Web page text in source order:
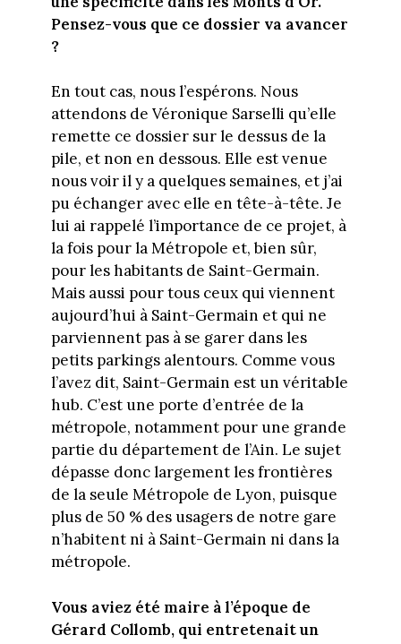
Pensez-vous que ce dossier va avancer
?
En tout cas, nous l’espérons. Nous
attendons de Véronique Sarselli qu’elle
remette ce dossier sur le dessus de la
pile, et non en dessous. Elle est venue
nous voir il y a quelques semaines, et j’ai
pu échanger avec elle en tête-à-tête. Je
lui ai rappelé l’importance de ce projet, à
la fois pour la Métropole et, bien sûr,
pour les habitants de Saint-Germain.
Mais aussi pour tous ceux qui viennent
aujourd’hui à Saint-Germain et qui ne
parviennent pas à se garer dans les
petits parkings alentours. Comme vous
l’avez dit, Saint-Germain est un véritable
hub. C’est une porte d’entrée de la
métropole, notamment pour une grande
partie du département de l’Ain. Le sujet
dépasse donc largement les frontières
de la seule Métropole de Lyon, puisque
plus de 50 % des usagers de notre gare
n’habitent ni à Saint-Germain ni dans la
métropole.
Vous aviez été maire à l’époque de
Gérard Collomb, qui entretenait un